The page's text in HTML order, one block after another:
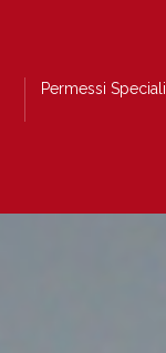
Permessi Speciali